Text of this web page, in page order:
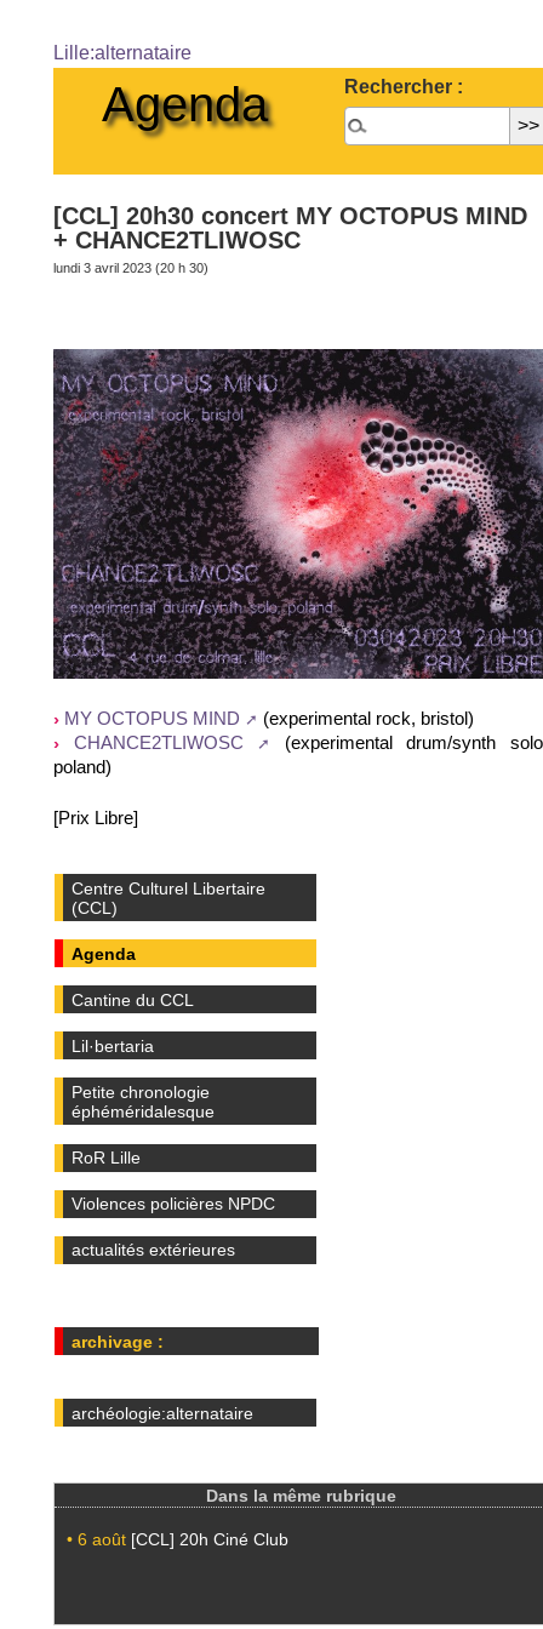
Lille:alternataire
Agenda Rechercher :
[CCL] 20h30 concert MY OCTOPUS MIND
+ CHANCE2TLIWOSC
lundi 3 avril 2023 (20 h 30)
MY OCTOPUS MIND (experimental rock, bristol)
CHANCE2TLIWOSC
(experimental drum/synth
poland)
[Prix Libre]
Centre Culturel Libertaire
(CCL)
Agenda
Cantine du CCL
Lil·bertaria
Petite chronologie
éphéméridalesque
RoR Lille
Violences policières NPDC
actualités extérieures
archivage :
archéologie:alternataire
Dans la même rubrique
• 6 août [CCL] 20h Ciné Club